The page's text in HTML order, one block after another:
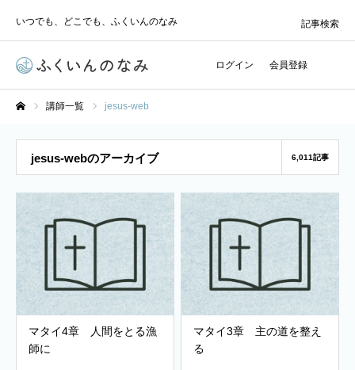
いつでも、どこでも、ふくいんのなみ
ログイン 会員登録
記事検索
講師一覧 jesus-web
jesus-webのアーカイブ 6,011記事
マタイ4章 人間をとる漁
師に
マタイ3章 主の道を整え
る